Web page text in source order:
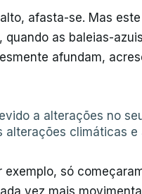
afasta-se. Mas
quando as baleias-
afundam,
a alterações no
climáticas e
só